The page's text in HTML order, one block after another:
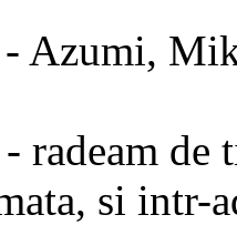
- Azumi,
- radeam de
si intr-